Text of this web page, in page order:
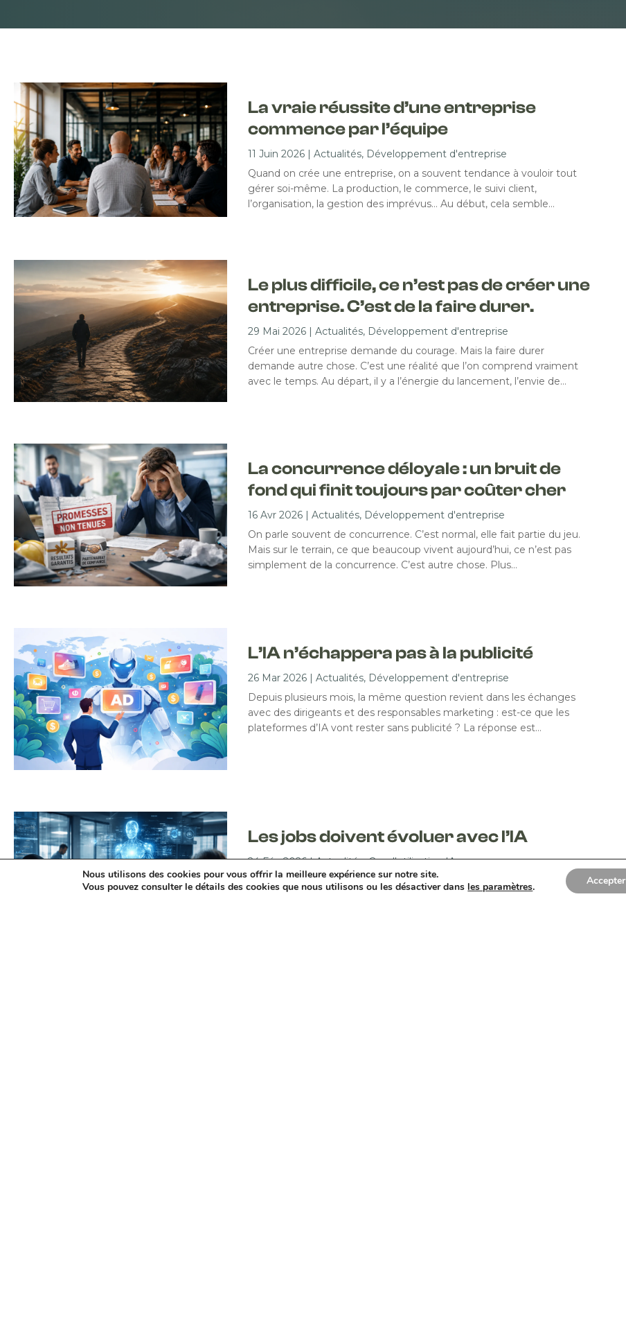
La vraie réussite d’une entreprise
commence par l’équipe
11 Juin 2026 |Actualités, Développement d'entreprise
Quand on crée une entreprise, on a souvent tendance à vouloir tout
gérer soi-même. La production, le commerce, le suivi client,
l’organisation, la gestion des imprévus… Au début, cela semble…
Le plus difficile, ce n’est pas de créer une
entreprise. C’est de la faire durer.
29 Mai 2026 |Actualités, Développement d'entreprise
Créer une entreprise demande du courage. Mais la faire durer
demande autre chose. C’est une réalité que l’on comprend vraiment
avec le temps. Au départ, il y a l’énergie du lancement, l’envie de…
La concurrence déloyale : un bruit de
fond qui finit toujours par coûter cher
16 Avr 2026 |Actualités, Développement d'entreprise
On parle souvent de concurrence. C’est normal, elle fait partie du jeu.
Mais sur le terrain, ce que beaucoup vivent aujourd’hui, ce n’est pas
simplement de la concurrence. C’est autre chose. Plus…
L’IA n’échappera pas à la publicité
26 Mar 2026 |Actualités, Développement d'entreprise
Depuis plusieurs mois, la même question revient dans les échanges
avec des dirigeants et des responsables marketing : est-ce que les
plateformes d’IA vont rester sans publicité ? La réponse est…
Les jobs doivent évoluer avec l’IA
24 Fév 2026|Actualités,Cas d'utilisation IA
Je vois passer beaucoup de discours sur l’intelligence artificielle.
Certains sont enthousiastes, d’autres alarmistes. Sur le terrain, c’est
Nous utilisons des cookies pour vous offrir la meilleure expérience sur notre site.
Vous pouvez consulter le détails des cookies que nous utilisons ou les désactiver dans les paramètres. Accepter